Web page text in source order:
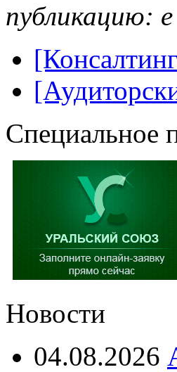
публикацию: е
Специальное
Новости
04.08.2026